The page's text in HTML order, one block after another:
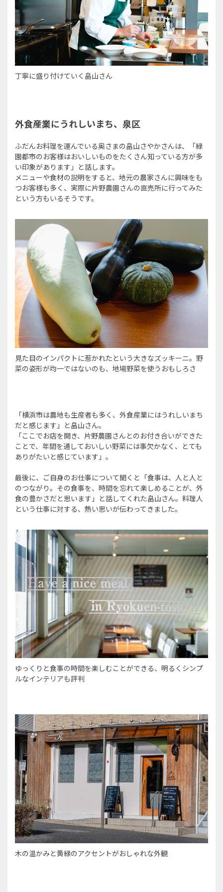
丁寧に盛り付けていく畠山さん
外食産業にうれしいまち、泉区
ふだんお料理を運んでいる奥さまの畠山さやかさんは、「緑
園都市のお客様はおいしいものをたくさん知っている方が多
い印象があります」と話します。
メニューや食材の説明をすると、地元の農家さんに興味をも
つお客様も多く、実際に片野農園さんの直売所に行ってみた
という方もいるそうです。
見た目のインパクトに惹かれたという大きなズッキーニ。野
菜の姿形が均一ではないのも、地場野菜を使うおもしろさ
「横浜市は農地も生産者も多く、外食産業にはうれしいまち
だと感じます」と畠山さん。
「ここでお店を開き、片野農園さんとのお付き合いができた
ことで、年間を通しておいしい野菜には事欠かなく、とても
ありがたいと感じています」。
最後に、ご自身のお仕事について聞くと「食事は、人と人と
のつながり。その食事を、時間を忘れて楽しめることが、外
食の豊かさだと思います」と話してくれた畠山さん。料理人
という仕事に対する、熱い思いが伝わってきました。
ゆっくりと食事の時間を楽しむことができる、明るくシンプ
ルなインテリアも評判
木の温かみと黄緑のアクセントがおしゃれな外観